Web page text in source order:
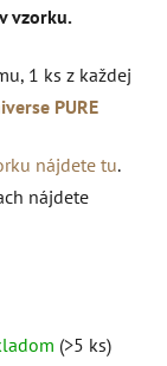
vzorku.
1 ks z každej
PURE
nájdete tu.
nájdete
(>5 ks)